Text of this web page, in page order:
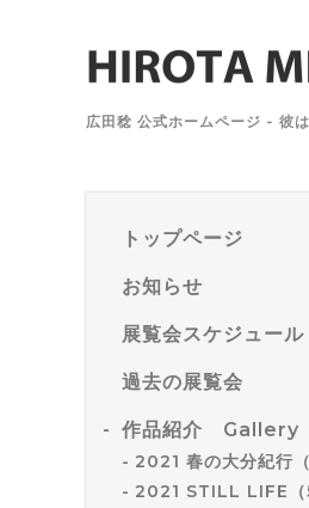
広田稔 公式ホームページ - 彼
トップページ
お知らせ
展覧会スケジュール
過去の展覧会
作品紹介 Gallery
2021 春の大分紀行（
2021 STILL LIFE（